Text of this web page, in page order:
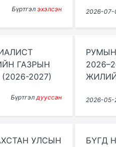
Бүртгэл эхэлсэн 2026-07-
ГАЗРЫН
2027)
Бүртгэлдууссан 2026-05-
УЛСЫН
БҮГД